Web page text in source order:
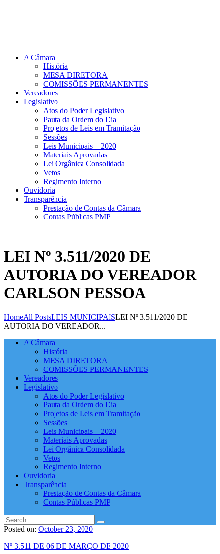
A Câmara
História
MESA DIRETORA
COMISSÕES PERMANENTES
Vereadores
Legislativo
Atos do Poder Legislativo
Pauta da Ordem do Dia
Projetos de Leis em Tramitação
Sessões
Leis Municipais – 2020
Materiais Aprovadas
Lei Orgânica Consolidada
Vetos
Regimento Interno
Ouvidoria
Transparência
Prestação de Contas da Câmara
Contas Públicas PMP
LEI Nº 3.511/2020 DE
AUTORIA DO VEREADOR
CARLSON PESSOA
HomeAll PostsLEIS MUNICIPAISLEI Nº 3.511/2020 DE
AUTORIA DO VEREADOR...
A Câmara
História
MESA DIRETORA
COMISSÕES PERMANENTES
Vereadores
Legislativo
Atos do Poder Legislativo
Pauta da Ordem do Dia
Projetos de Leis em Tramitação
Sessões
Leis Municipais – 2020
Materiais Aprovadas
Lei Orgânica Consolidada
Vetos
Regimento Interno
Ouvidoria
Transparência
Prestação de Contas da Câmara
Contas Públicas PMP
Posted on: October 23, 2020
Nº 3.511 DE 06 DE MARÇO DE 2020